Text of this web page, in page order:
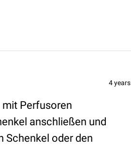
4 years
mit Perfusoren
anschließen und
Schenkel oder den